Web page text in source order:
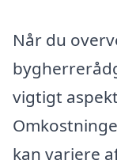
Når du
vigtigt
kan variere